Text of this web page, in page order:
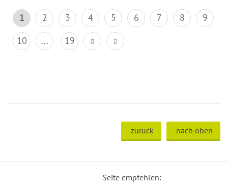
1 2 3 4 5 6 7 8
9
10
... 19
zurück nach oben
Seite empfehlen: